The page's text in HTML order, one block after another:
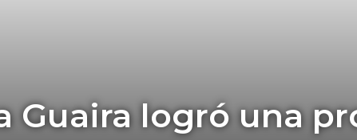
Guaira logró una